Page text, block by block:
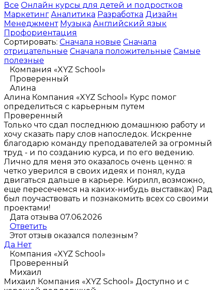
Все Онлайн курсы для детей и подростков
Маркетинг Аналитика Разработка Дизайн
Менеджмент Музыка Английский язык
Профориентация
Сортировать: Сначала новые Сначала
отрицательные Сначала положительные Самые
полезные
Компания «XYZ School»
Проверенный
Алина
Алина Компания «XYZ School» Курс помог
определиться с карьерным путем
Проверенный
Только что сдал последнюю домашнюю работу и
хочу сказать пару слов напоследок. Искренне
благодарю команду преподавателей за огромный
труд - и по созданию курса, и по его ведению.
Лично для меня это оказалось очень ценно: я
четко уверился в своих идеях и понял, куда
двигаться дальше в карьере. Кирилл, возможно,
еще пересечемся на каких-нибудь выставках) Рад
был поучаствовать и познакомить всех со своими
проектами!
Дата отзыва 07.06.2026
Ответить
Этот отзыв оказался полезным?
Да Нет
Компания «XYZ School»
Проверенный
Михаил
Михаил Компания «XYZ School» Доступно и с